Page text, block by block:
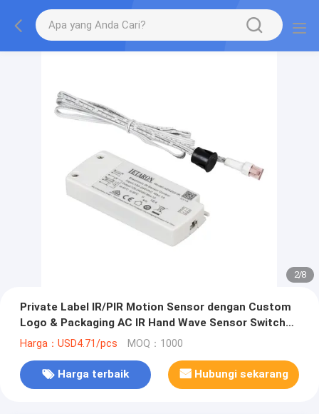
2/8
Private Label IR/PIR Motion Sensor dengan Custom
Logo & Packaging AC IR Hand Wave Sensor Switch
dengan Input Voltage Tinggi 120V-240V
Harga：USD4.71/pcs MOQ：1000
Harga terbaik Hubungi sekarang